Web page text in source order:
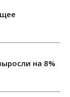
на 8%